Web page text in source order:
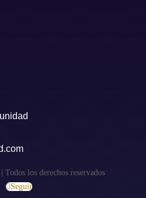
los derechos reservados
Seguir